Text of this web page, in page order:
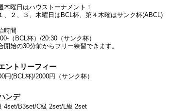
木曜日はハウストーナメント！
、２、３、木曜日はBCL杯、第４木曜はサンク杯(ABCL)
時間
（BCL杯）/20:30（サンク杯）
開始の30分前からフリー練習できます。
ントリーフィー
円(BCL杯)/2000円（サンク杯）
ンデ
4set/B3set/C級 2set/L級 2set